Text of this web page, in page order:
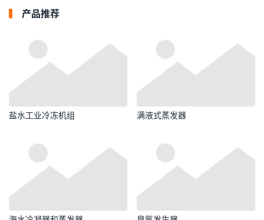
产品推荐
盐水工业冷冻机组 满液式蒸发器